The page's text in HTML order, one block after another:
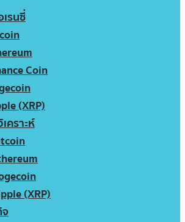
รนซี่
Coin
(XRP)
คราะห์
(XRP)